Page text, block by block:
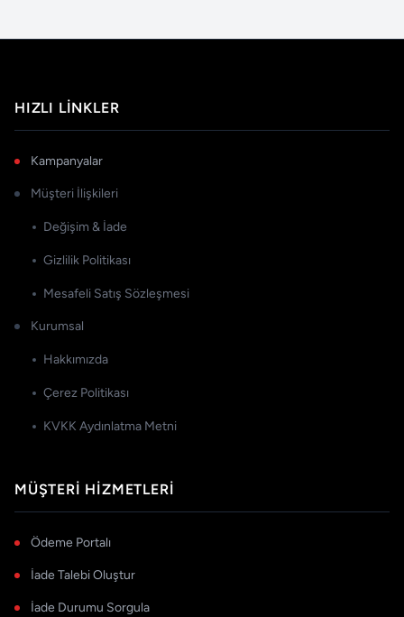
HIZLI LINKLER
Kampanyalar
Müşteri İlişkileri
Değişim & İade
Gizlilik Politikası
Mesafeli Satış Sözleşmesi
Kurumsal
Hakkımızda
Çerez Politikası
KVKK Aydınlatma Metni
MÜŞTERI HIZMETLERI
Ödeme Portalı
İade Talebi Oluştur
İade Durumu Sorgula